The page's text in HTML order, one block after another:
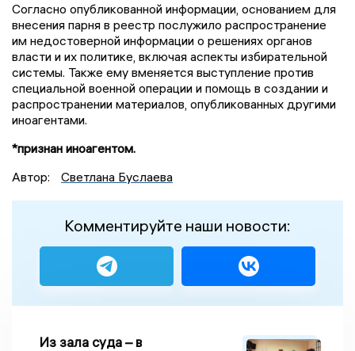
Согласно опубликованной информации, основанием для
внесения парня в реестр послужило распространение
им недостоверной информации о решениях органов
власти и их политике, включая аспекты избирательной
системы. Также ему вменяется выступление против
специальной военной операции и помощь в создании и
распространении материалов, опубликованных другими
иноагентами.
*признан иноагентом.
Автор:
Светлана Буслаева
Комментируйте наши новости:
Из зала суда – в